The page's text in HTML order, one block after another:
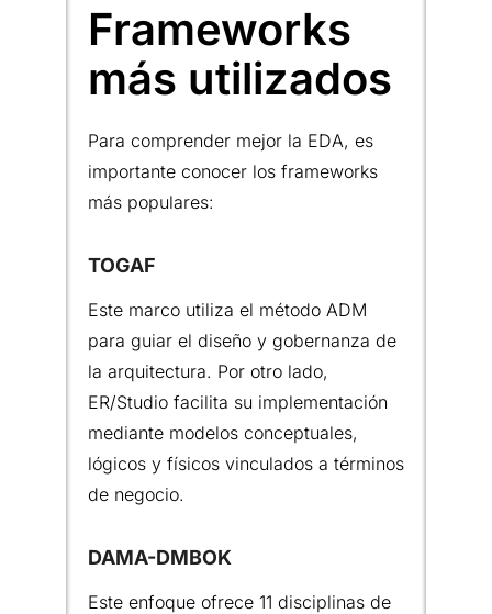
Frameworks
más utilizados
Para comprender mejor la EDA, es
importante conocer los frameworks
más populares:
TOGAF
Este marco utiliza el método ADM
para guiar el diseño y gobernanza de
la arquitectura. Por otro lado,
ER/Studio facilita su implementación
mediante modelos conceptuales,
lógicos y físicos vinculados a términos
de negocio.
DAMA-DMBOK
Este enfoque ofrece 11 disciplinas de